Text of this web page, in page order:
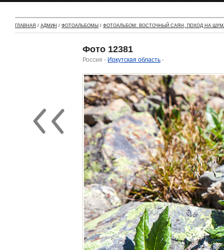
ГЛАВНАЯ / АДМИН / ФОТОАЛЬБОМЫ / ФОТОАЛЬБОМ: ВОСТОЧНЫЙ САЯН, ПОХОД НА
Фото 12381
Россия - Иркутская область -